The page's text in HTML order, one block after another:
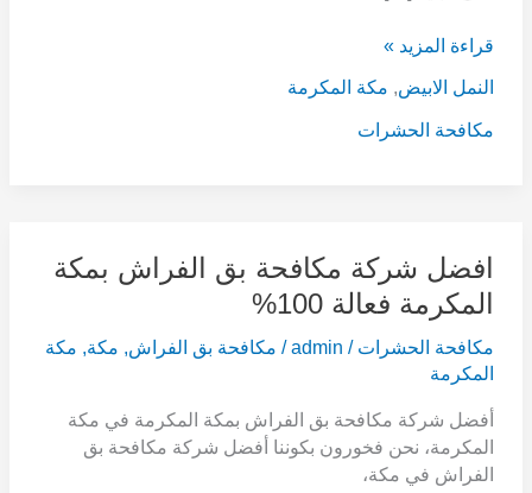
100%
قراءة المزيد »
النمل الابيض ,مكة المكرمة
مكافحة الحشرات
افضل شركة مكافحة بق الفراش بمكة
المكرمة فعالة 100%
مكافحة الحشرات/
admin
/مكافحة بق الفراش ,مكة,مكة
المكرمة
أفضل شركة مكافحة بق الفراش بمكة المكرمة في مكة
المكرمة، نحن فخورون بكوننا أفضل شركة مكافحة بق
الفراش في مكة،
افضل
شركة
مكافحة
بق
الفراش
المكرمة
فعالة
100%